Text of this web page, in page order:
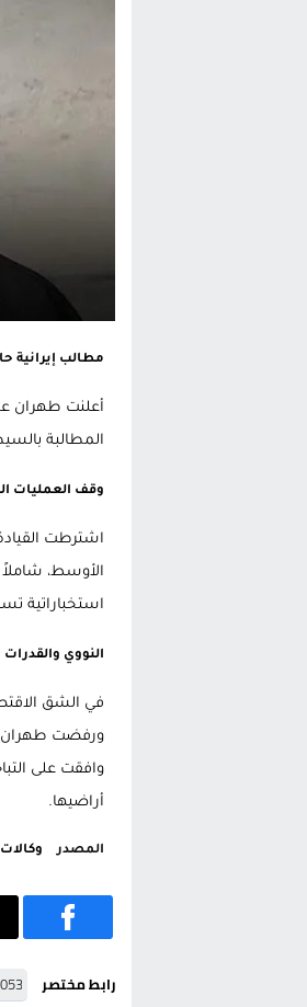
مطالب إيرانية
أعلنت طهران
المطالبة
وقف العمليات
اشترطت
الأوسط،
استخباراتية
النووي
في الشق
ورفضت طهران
وافقت على
أراضيها.
المصدر
رابط مختصر